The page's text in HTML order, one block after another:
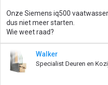
Onze Siemens iq500
dus niet meer starten.
Wie weet raad?
Walker
Specialist Deuren en